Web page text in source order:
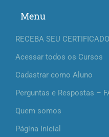
Menu
RECEBA SEU
Acessar todos os Cursos
Cadastrar como Aluno
Perguntas e Respostas –
Quem somos
Página Inicial